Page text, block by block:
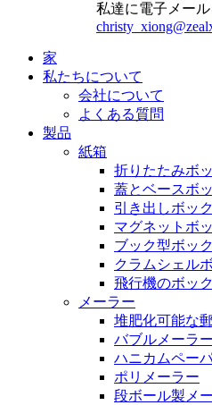
私達に電子メール
家
私たちについて
会社について
よくある質問
製品
紙箱
折りたたみボ
蓋とベースボ
引き出しボッ
マグネットボ
ブック型ボッ
クラムシェル
飛行機のボッ
メーラー
堆肥化可能な
バブルメーラー
ハニカムペー
ポリメーラー
段ボール製メ